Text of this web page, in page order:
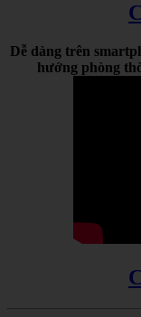
Dễ dàng trên
hướng phòng